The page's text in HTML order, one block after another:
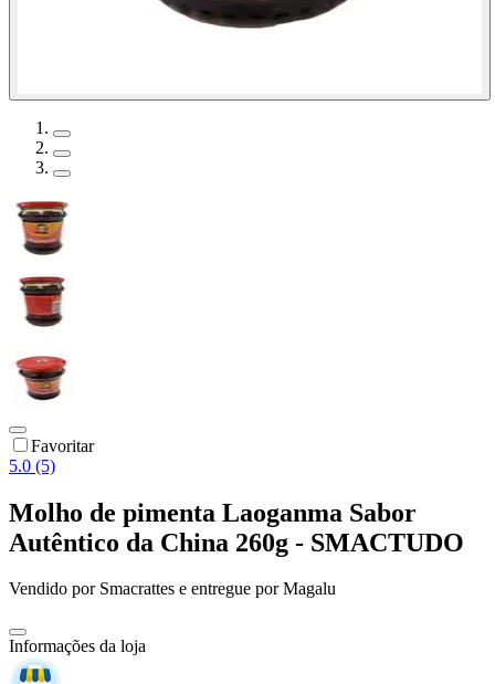
Favoritar
5.0 (5)
Molho de pimenta Laoganma Sabor
Autêntico da China 260g - SMACTUDO
Vendido por Smacrattes e entregue por Magalu
Informações da loja